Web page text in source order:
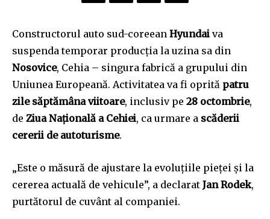
Constructorul auto sud-coreean Hyundai va
suspenda temporar producția la uzina sa din
Nosovice, Cehia – singura fabrică a grupului din
Uniunea Europeană. Activitatea va fi oprită patru
zile săptămâna viitoare, inclusiv pe 28 octombrie,
de Ziua Națională a Cehiei, ca urmare a scăderii
cererii de autoturisme.
„Este o măsură de ajustare la evoluțiile pieței și la
cererea actuală de vehicule”, a declarat Jan Rodek,
purtătorul de cuvânt al companiei.